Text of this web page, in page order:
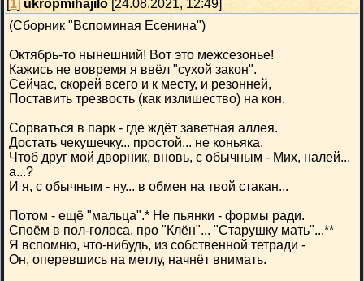
[1] ukropmihajilo [24.08.2021, 12:49]
(Сборник "Вспоминая Есенина")
Октябрь-то нынешний! Вот это межсезонье!
Кажись не вовремя я ввёл "сухой закон".
Сейчас, скорей всего и к месту, и резонней,
Поставить трезвость (как излишество) на кон.
Сорваться в парк - где ждёт заветная аллея.
Достать чекушечку... простой... не коньяка.
Чтоб друг мой дворник, вновь, с обычным - Мих, налей...
а...?
И я, с обычным - ну... в обмен на твой стакан...
Потом - ещё "мальца".* Не пьянки - формы ради.
Споём в пол-голоса, про "Клён"... "Старушку мать"...**
Я вспомню, что-нибудь, из собственной тетради -
Он, оперевшись на метлу, начнёт внимать.